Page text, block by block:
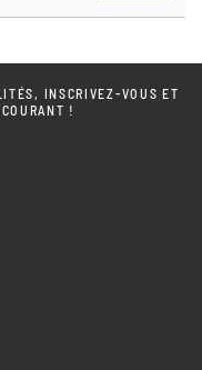
INSCRIVEZ-VOUS ET
!